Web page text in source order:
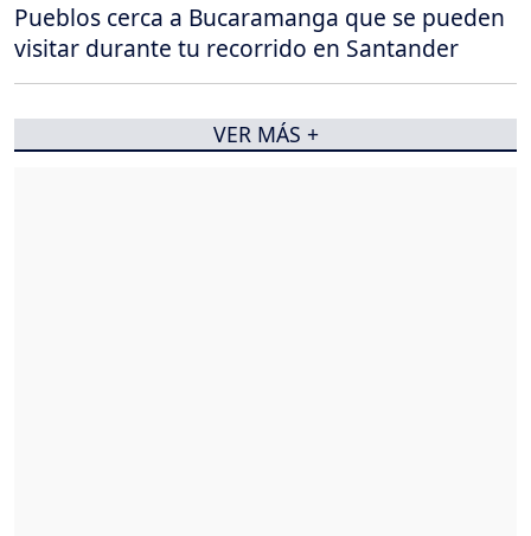
Pueblos cerca a Bucaramanga que se pueden
visitar durante tu recorrido en Santander
VER MÁS +